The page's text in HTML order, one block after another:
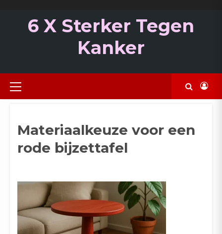
6 X Sterker Tegen
Kanker
Primair
menu
Materiaalkeuze voor een
rode bijzettafel